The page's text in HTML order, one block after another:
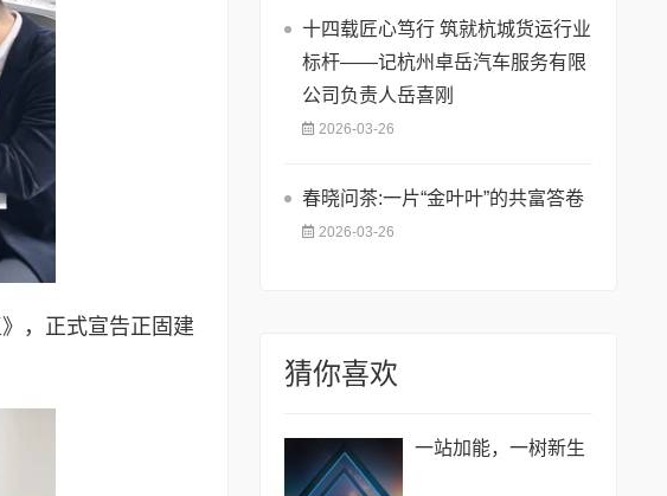
，正式宣告正固建
十四载匠心笃行 筑就杭城货运行业
标杆——记杭州卓岳汽车服务有限
公司负责人岳喜刚
2026-03-26
春晓问茶:一片“金叶叶”的共富答卷
2026-03-26
猜你喜欢
一站加能，一树新生